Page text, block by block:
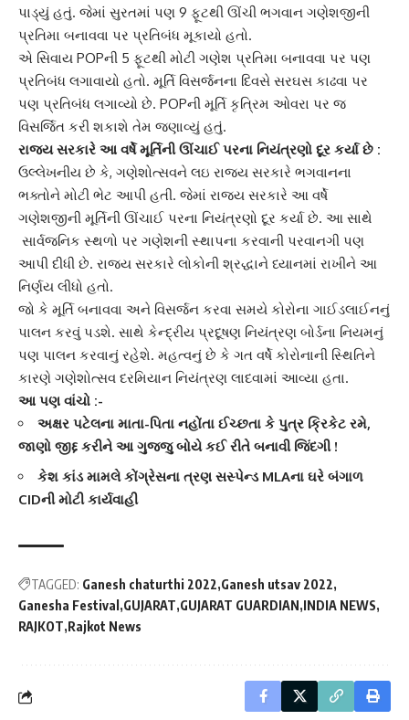
પાડ્યું હતું. જેમાં સુરતમાં પણ 9 ફૂટથી ઊંચી ભગવાન ગણેશજીની
પ્રતિમા બનાવવા પર પ્રતિબંધ મૂકાયો હતો.
એ સિવાય POPની 5 ફૂટથી મોટી ગણેશ પ્રતિમા બનાવવા પર પણ
પ્રતિબંધ લગાવાયો હતો. મૂર્તિ વિસર્જનના દિવસે સરઘસ કાઢવા પર
પણ પ્રતિબંધ લગાવ્યો છે. POPની મૂર્તિ કૃત્રિમ ઓવરા પર જ
વિસર્જિત કરી શકાશે તેમ જણાવ્યું હતું.
રાજ્ય સરકારે આ વર્ષે મૂર્તિની ઊંચાઈ પરના નિયંત્રણો દૂર કર્યા છે :
ઉલ્લેખનીય છે કે, ગણેશોત્સવને લઇ રાજ્ય સરકારે ભગવાનના
ભક્તોને મોટી ભેટ આપી હતી. જેમાં રાજ્ય સરકારે આ વર્ષે
ગણેશજીની મૂર્તિની ઊંચાઈ પરના નિયંત્રણો દૂર કર્યા છે. આ સાથે
સાર્વજનિક સ્થળો પર ગણેશની સ્થાપના કરવાની પરવાનગી પણ
આપી દીધી છે. રાજ્ય સરકારે લોકોની શ્રદ્ધાને ધ્યાનમાં રાખીને આ
નિર્ણય લીધો હતો.
જો કે મૂર્તિ બનાવવા અને વિસર્જન કરવા સમયે કોરોના ગાઈડલાઈનનું
પાલન કરવું પડશે. સાથે કેન્દ્રીય પ્રદૂષણ નિયંત્રણ બોર્ડના નિયમનું
પણ પાલન કરવાનું રહેશે. મહત્વનું છે કે ગત વર્ષે કોરોનાની સ્થિતિને
કારણે ગણેશોત્સવ દરમિયાન નિયંત્રણ લાદવામાં આવ્યા હતા.
આ પણ વાંચો :-
અક્ષર પટેલના માતા-પિતા નહોંતા ઈચ્છતા કે પુત્ર ક્રિકેટ રમે,
જાણો જીદ્દ કરીને આ ગુજ્જુ બોયે કઈ રીતે બનાવી જિંદગી !
કેશ કાંડ મામલે કોંગ્રેસના ત્રણ સસ્પેન્ડ MLAના ઘરે બંગાળ
CIDની મોટી કાર્યવાહી
TAGGED: Ganesh chaturthi 2022 Ganesh utsav 2022
Ganesha Festival GUJARAT GUJARAT GUARDIAN INDIA NEWS
RAJKOT Rajkot News